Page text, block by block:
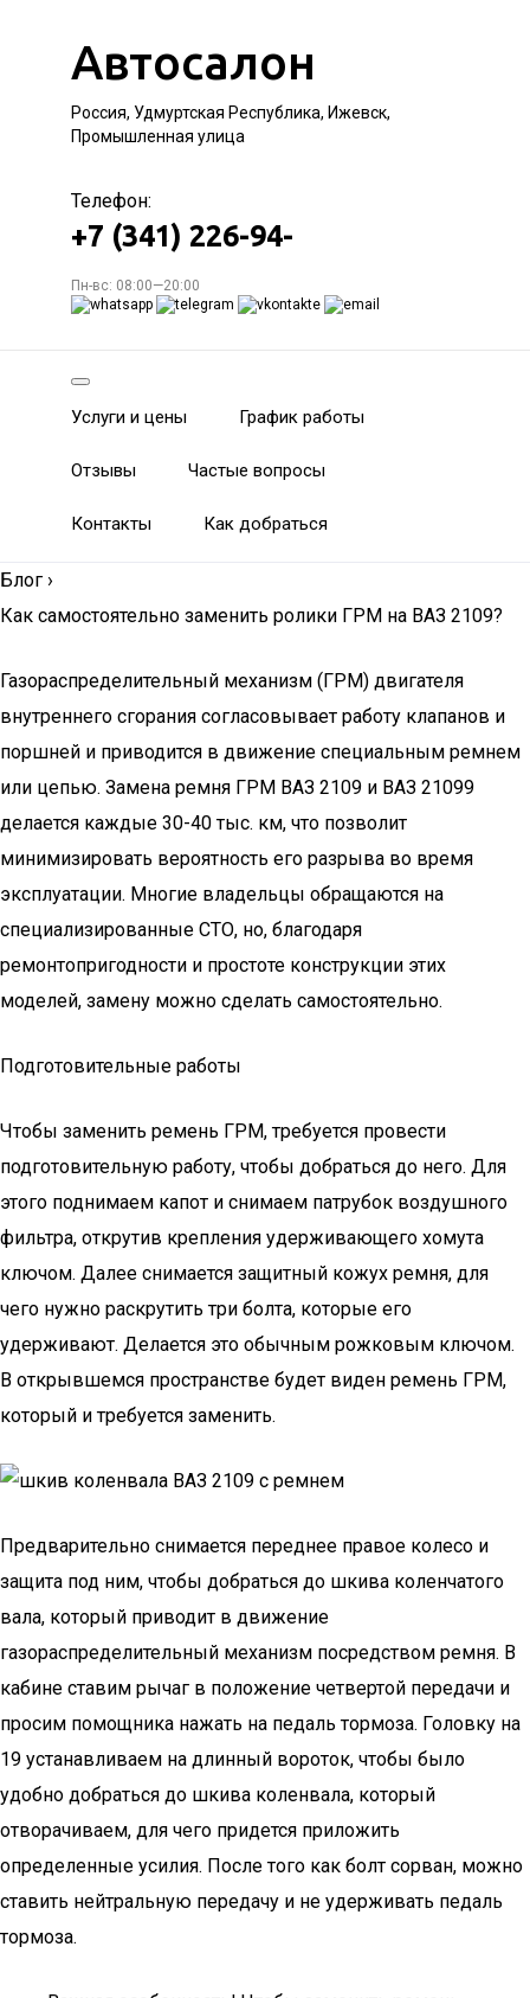
Автосалон
Россия, Удмуртская Республика, Ижевск,
Промышленная улица
Телефон:
+7 (341) 226-94-
Пн-вс: 08:00—20:00
Услуги и цены График работы
Отзывы Частые вопросы
Контакты Как добраться
Блог ›
Как самостоятельно заменить ролики ГРМ на ВАЗ 2109?
Газораспределительный механизм (ГРМ) двигателя
внутреннего сгорания согласовывает работу клапанов и
поршней и приводится в движение специальным ремнем
или цепью. Замена ремня ГРМ ВАЗ 2109 и ВАЗ 21099
делается каждые 30-40 тыс. км, что позволит
минимизировать вероятность его разрыва во время
эксплуатации. Многие владельцы обращаются на
специализированные СТО, но, благодаря
ремонтопригодности и простоте конструкции этих
моделей, замену можно сделать самостоятельно.
Подготовительные работы
Чтобы заменить ремень ГРМ, требуется провести
подготовительную работу, чтобы добраться до него. Для
этого поднимаем капот и снимаем патрубок воздушного
фильтра, открутив крепления удерживающего хомута
ключом. Далее снимается защитный кожух ремня, для
чего нужно раскрутить три болта, которые его
удерживают. Делается это обычным рожковым ключом.
В открывшемся пространстве будет виден ремень ГРМ,
который и требуется заменить.
Предварительно снимается переднее правое колесо и
защита под ним, чтобы добраться до шкива коленчатого
вала, который приводит в движение
газораспределительный механизм посредством ремня. В
кабине ставим рычаг в положение четвертой передачи и
просим помощника нажать на педаль тормоза. Головку на
19 устанавливаем на длинный вороток, чтобы было
удобно добраться до шкива коленвала, который
отворачиваем, для чего придется приложить
определенные усилия. После того как болт сорван, можно
ставить нейтральную передачу и не удерживать педаль
тормоза.